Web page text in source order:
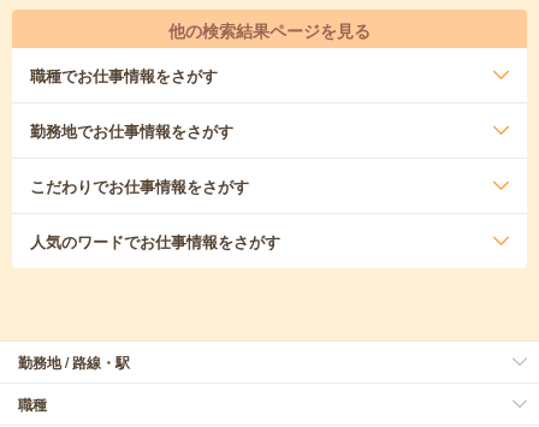
他の検索結果ページを見る
職種でお仕事情報をさがす
勤務地でお仕事情報をさがす
こだわりでお仕事情報をさがす
人気のワードでお仕事情報をさがす
勤務地 / 路線・駅
職種